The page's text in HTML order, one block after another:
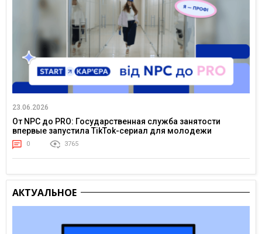
23.06.2026
От NPC до PRO: Государственная служба занятости
впервые запустила TikTok-сериал для молодежи
0 3765
АКТУАЛЬНОЕ